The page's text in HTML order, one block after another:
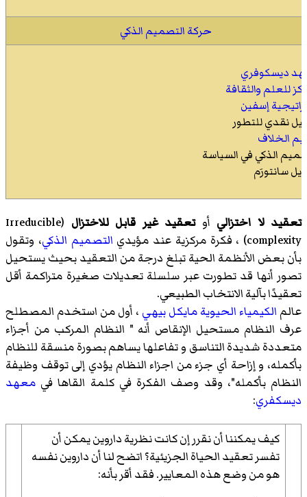
حركة التصميم الذكي
ديسكوفري
للعلم والثقافة
إسفين
نقدي للتطور
الخلاف
الذكي في السياسة
سانتورَم
تعقيد لا اختزالي أوتعقيد غير قابل للاختزال (
Irreducible
complexity)‏ ، فكرة مركزية عند مؤيدي التصميم الذكي، وتقول
بأن بعض الأنظمة الحية تبلغ درجة من التعقيد بحيث يستحيل
تصور أنها قد تطورت عبر سلسلة تعديلات صغيرة متراكمة أقل
تعقيدًا بآلية الانتخاب الطبيعي.
عالم الكيمياء الحيويةمايكل بيهي ، أول من استخدم المصطلح
عرف النظام مستحيل الإنقاص أنه " النظام المركب من أجزاء
متعددة شديدة التناسق و تفاعلها يساهم بصورة منسقة للنظام
بأكمله، و إزاحة أي جزء من اجزاء النظام يؤدي إلى توقف وظيفة
النظام بأكمله"، وقد وصف الفكرة في كلمة القاها في معهد
ديسكفري:
كيف يمكننا أن نقرر إن كانت نظرية داروين يمكن أن
تفسر تعقيد الحياة الجزيئية؟ اتضح لنا أن داروين نفسه
هو من وضع هذه المعايير. فقد أقر بأنه: